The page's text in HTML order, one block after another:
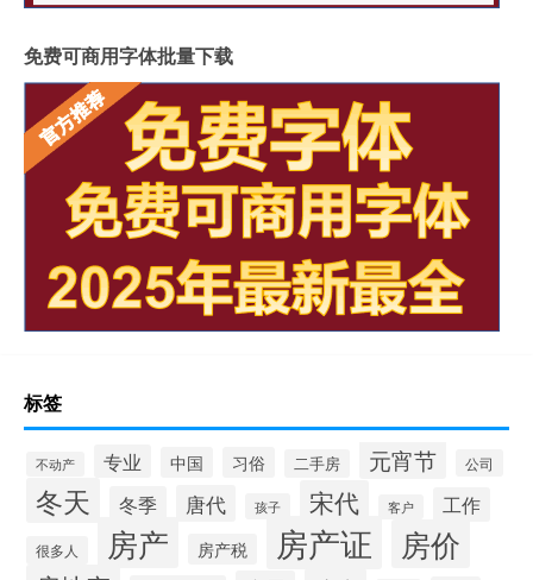
免费可商用字体批量下载
标签
不动产 专业 中国 习俗 二手房 元宵节 公司
冬天 冬季 唐代 孩子 宋代 客户 工作
很多人 房产 房产税 房产证 房价